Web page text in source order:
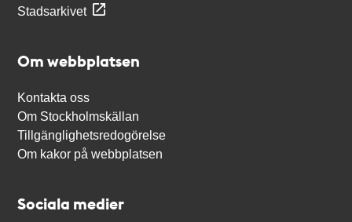
Stadsarkivet
Om webbplatsen
Kontakta oss
Om Stockholmskällan
Tillgänglighetsredogörelse
Om kakor på webbplatsen
Sociala medier